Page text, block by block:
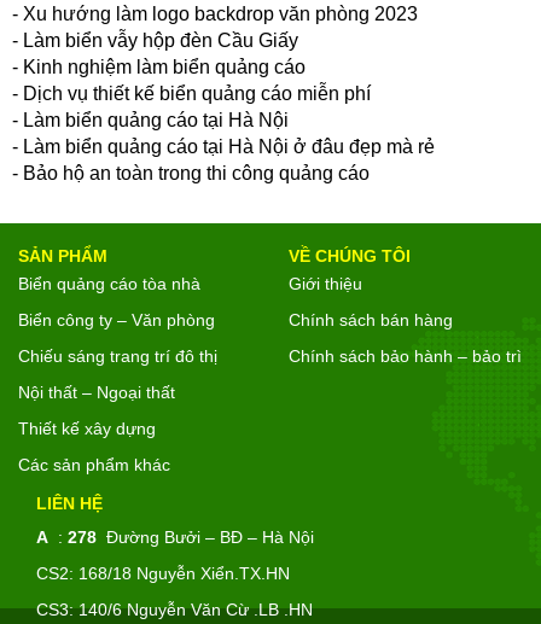
- Xu hướng làm logo backdrop văn phòng 2023
- Làm biển vẫy hộp đèn Cầu Giấy
- Kinh nghiệm làm biển quảng cáo
- Dịch vụ thiết kế biển quảng cáo miễn phí
- Làm biển quảng cáo tại Hà Nội
- Làm biển quảng cáo tại Hà Nội ở đâu đẹp mà rẻ
- Bảo hộ an toàn trong thi công quảng cáo
SẢN PHẨM
Biển quảng cáo tòa nhà
Biển công ty – Văn phòng
Chiếu sáng trang trí đô thị
Nội thất – Ngoại thất
Thiết kế xây dựng
Các sản phẩm khác
VỀ CHÚNG TÔI
Giới thiệu
Chính sách bán hàng
Chính sách bảo hành – bảo trì
LIÊN HỆ
A : 278 Đường Bưởi – BĐ – Hà Nội
CS2: 168/18 Nguyễn Xiển.TX.HN
CS3: 140/6 Nguyễn Văn Cừ .LB .HN